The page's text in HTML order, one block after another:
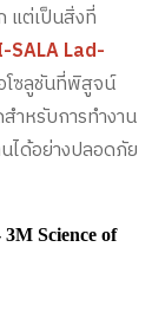
แต่เป็นสิ่งที่
SALA Lad-
โซลูชันที่พิสูจน์
ำหรับการทำงาน
ได้อย่างปลอดภัย
Science of